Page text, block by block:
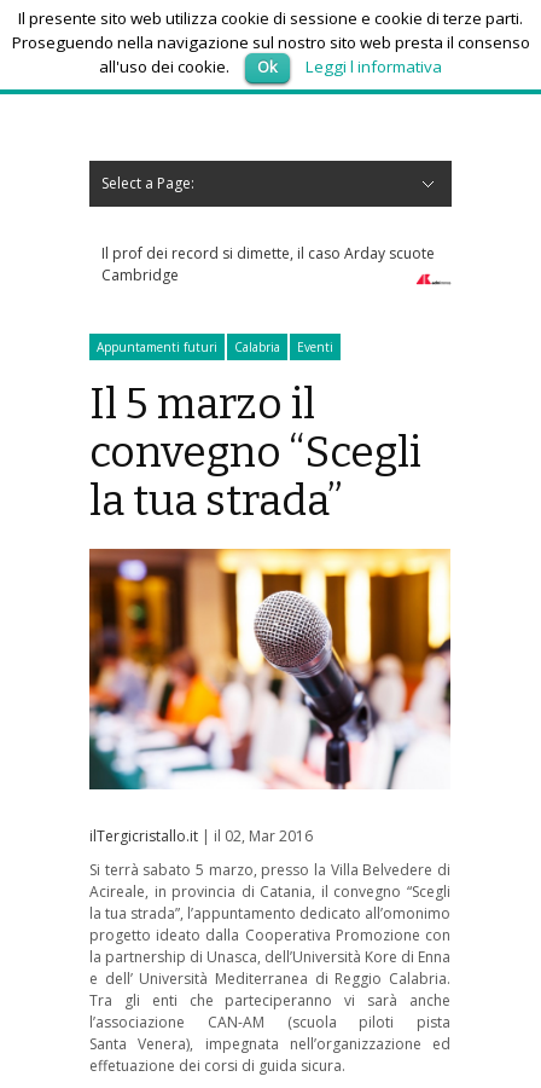
giovedì 6, Agosto 2026
Select a Page:
Il prof dei record si dimette, il caso Arday scuote
Cambridge
Appuntamenti futuri Calabria Eventi
Il 5 marzo il
convegno “Scegli
la tua strada”
ilTergicristallo.it | il 02, Mar 2016
Si terrà sabato 5 marzo, presso la Villa Belvedere di
Acireale, in provincia di Catania, il convegno “Scegli
la tua strada”, l’appuntamento dedicato all’omonimo
progetto ideato dalla Cooperativa Promozione con
la partnership di Unasca, dell’Università Kore di Enna
e dell’ Università Mediterranea di Reggio Calabria.
Tra gli enti che parteciperanno vi sarà anche
l’associazione CAN-AM (scuola piloti pista
Santa Venera), impegnata nell’organizzazione ed
effetuazione dei corsi di guida sicura.
Il presente sito web utilizza cookie di sessione e cookie di terze parti.
Proseguendo nella navigazione sul nostro sito web presta il consenso
all'uso dei cookie.
Ok Leggi l informativa